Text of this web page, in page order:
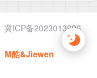
冀ICP备2023013996
M酷&Jiewen